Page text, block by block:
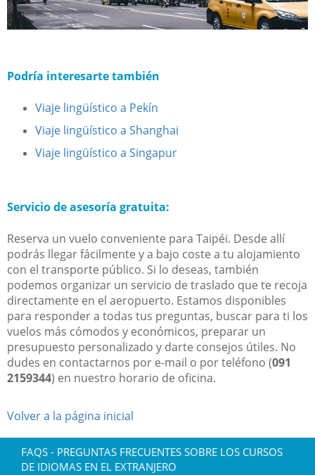
Podría interesarte también
Viaje lingüístico a Pekín
Viaje lingüístico a Shanghai
Viaje lingüístico a Singapur
Servicio de asesoría gratuita:
Reserva un vuelo conveniente para Taipéi. Desde allí
podrás llegar fácilmente y a bajo coste a tu alojamiento
con el transporte público. Si lo deseas, también
podemos organizar un servicio de traslado que te recoja
directamente en el aeropuerto. Estamos disponibles
para responder a todas tus preguntas, buscar para ti los
vuelos más cómodos y económicos, preparar un
presupuesto personalizado y darte consejos útiles. No
dudes en contactarnos por e-mail o por teléfono (091
2159344) en nuestro horario de oficina.
Volver a la página inicial
FAQS - PREGUNTAS FRECUENTES SOBRE LOS CURSOS
DE IDIOMAS EN EL EXTRANJERO